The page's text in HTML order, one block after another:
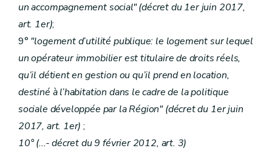
Art. 56
Art. 58 ...
Art. 59
Art. 59bis
Art. 59ter
Sous-section 2
"Des conditions d'octroi et du calcul des aides" (décret du 17/07/2018)
Art. 60
Art. 61
Art. 61bis
Art. 62
Art. 63
un accompagnement social" (décret du 1er juin 2017,
art. 1er);
9° "logement d’utilité publique: le logement sur lequel
un opérateur immobilier est titulaire de droits réels,
qu’il détient en gestion ou qu’il prend en location,
destiné à l’habitation dans le cadre de la politique
sociale développée par la Région" (décret du 1er juin
2017, art. 1er) ;
10° (...- décret du 9 février 2012, art. 3)